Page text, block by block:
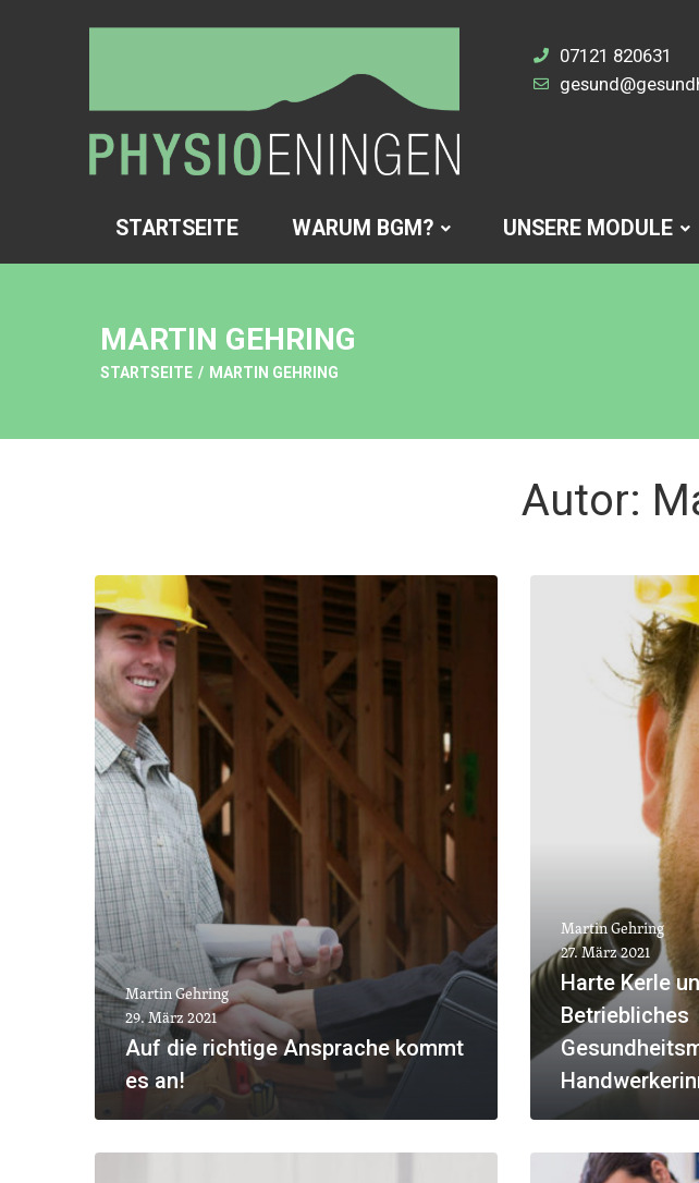
07121 820631
STARTSEITE WARUM BGM? UNSERE MODULE
MARTIN GEHRING
STARTSEITE / MARTIN GEHRING
Autor:
Martin Gehring
29. März 2021
Auf die richtige Ansprache kommt
es an!
Martin Gehring
27. März 2021
Harte Kerle
Betriebliches